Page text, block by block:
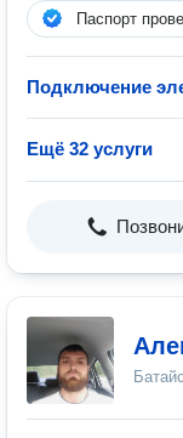
Паспорт
Подключение
Ещё 32 услуги